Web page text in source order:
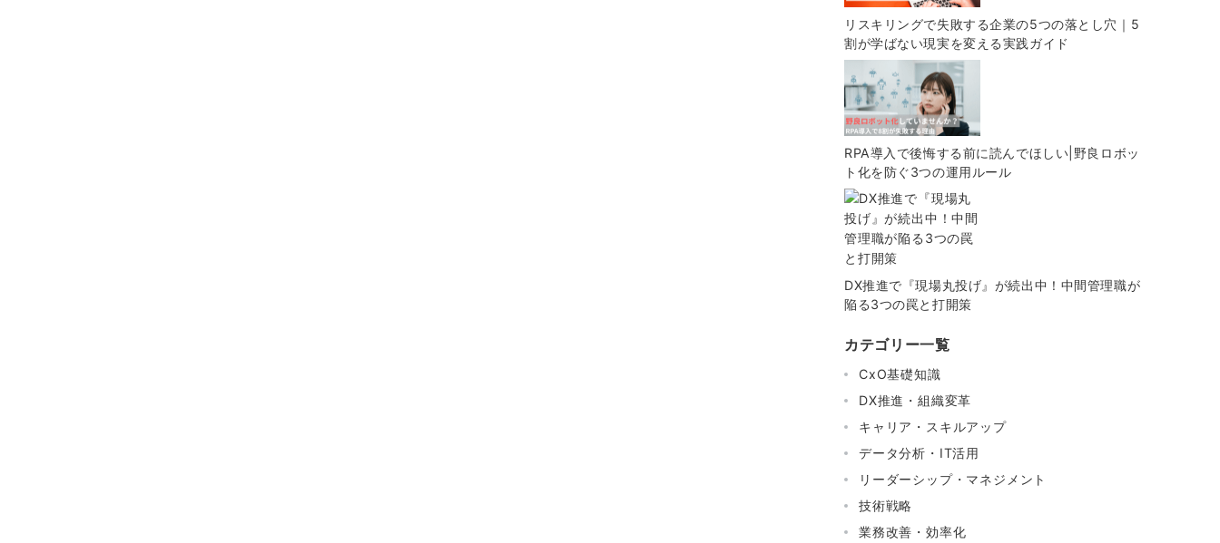
リスキリングで失敗する企業の5つの落とし穴｜5
割が学ばない現実を変える実践ガイド
RPA導入で後悔する前に読んでほしい|野良ロボッ
ト化を防ぐ3つの運用ルール
DX推進で『現場丸投げ』が続出中！中間管理職が
陥る3つの罠と打開策
カテゴリー一覧
CxO基礎知識
DX推進・組織変革
キャリア・スキルアップ
データ分析・IT活用
リーダーシップ・マネジメント
技術戦略
業務改善・効率化